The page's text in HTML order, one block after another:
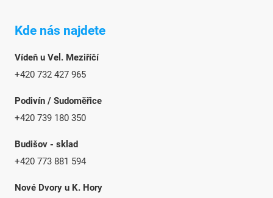
Kde nás najdete
Vídeň u Vel. Meziříčí
+420 732 427 965
Podivín / Sudoměřice
+420 739 180 350
Budišov - sklad
+420 773 881 594
Nové Dvory u K. Hory